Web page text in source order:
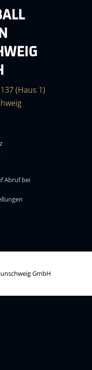
(Haus 1)
Abruf bei
GmbH